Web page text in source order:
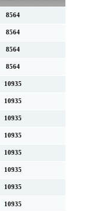
8564
8564
8564
8564
10935
10935
10935
10935
10935
10935
10935
10935